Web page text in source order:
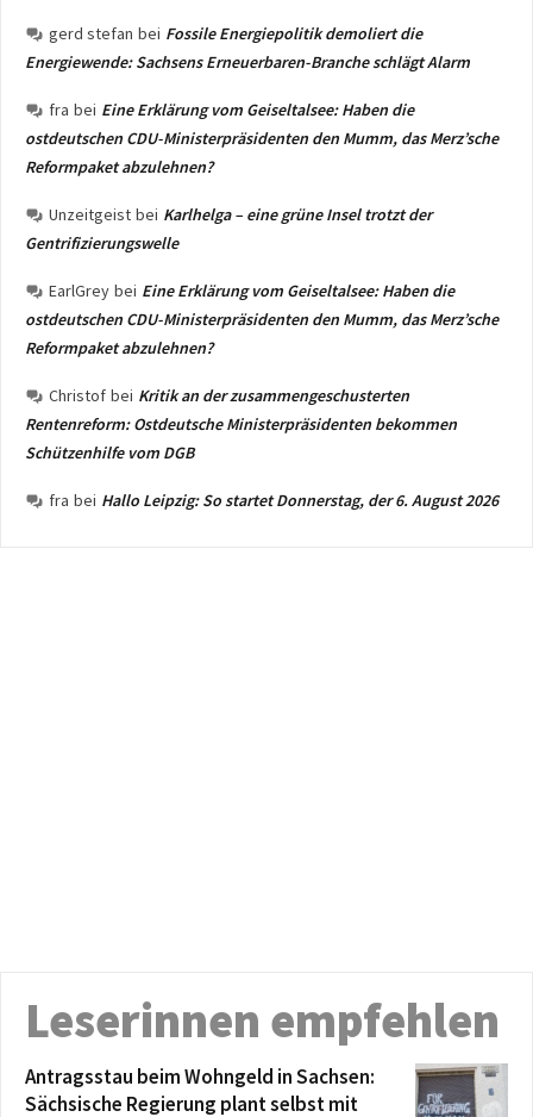
gerd stefan bei Fossile Energiepolitik demoliert die
Energiewende: Sachsens Erneuerbaren-Branche schlägt Alarm
fra bei Eine Erklärung vom Geiseltalsee: Haben die
ostdeutschen CDU-Ministerpräsidenten den Mumm, das Merz’sche
Reformpaket abzulehnen?
Unzeitgeist bei Karlhelga – eine grüne Insel trotzt der
Gentrifizierungswelle
EarlGrey bei Eine Erklärung vom Geiseltalsee: Haben die
ostdeutschen CDU-Ministerpräsidenten den Mumm, das Merz’sche
Reformpaket abzulehnen?
Christof bei Kritik an der zusammengeschusterten
Rentenreform: Ostdeutsche Ministerpräsidenten bekommen
Schützenhilfe vom DGB
fra bei Hallo Leipzig: So startet Donnerstag, der 6. August 2026
Leserinnen empfehlen
Antragsstau beim Wohngeld in Sachsen:
Sächsische Regierung plant selbst mit